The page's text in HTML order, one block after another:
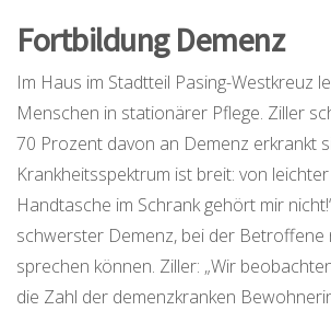
Fortbildung Demenz
Im Haus im Stadtteil Pasing-Westkreuz
Menschen in stationärer Pflege. Ziller
70 Prozent davon an Demenz erkrankt
Krankheitsspektrum ist breit: von
Handtasche im Schrank gehört mir
schwerster Demenz, bei der Betroffene
sprechen können. Ziller: „Wir
die Zahl der demenzkranken